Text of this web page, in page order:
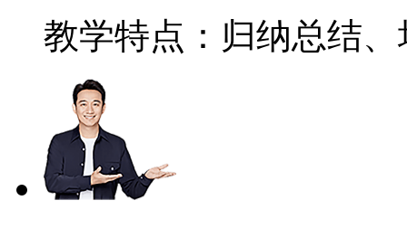
教学特点：归纳总结